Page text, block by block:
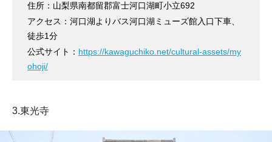
住所：山梨県南都留郡富士河口湖町小立692
アクセス：河口湖よりバス河口湖ミューズ館入口下車、
徒歩1分
公式サイト： https://kawaguchiko.net/cultural-assets/my
ohoji/
3.東光寺